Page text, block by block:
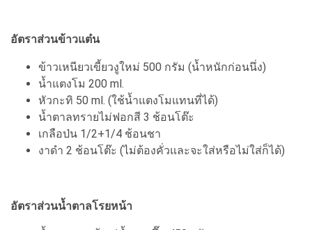
อัตราส่วนข้าวแต๋น
ข้าวเหนียวเขี้ยวงูใหม่ 500 กรัม (น้ำหนักก่อนนึ่ง)
น้ำแตงโม 200 ml.
หัวกะทิ 50 ml. (ใช้น้ำแตงโมแทนที่ได้)
น้ำตาลทรายไม่ฟอกสี 3 ช้อนโต๊ะ
เกลือป่น 1/2+1/4 ช้อนชา
งาดำ 2 ช้อนโต๊ะ (ไม่ต้องคั่วและจะใส่หรือไม่ใส่ก็ได้)
อัตราส่วนน้ำตาลโรยหน้า